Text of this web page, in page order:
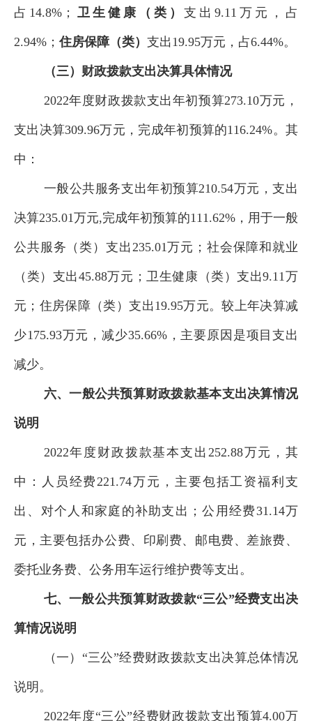
占 14.8%； 卫生 健康（ 类 ）支出9.11 万元 ，占
2.94%；住房保障（类） 支出19.95万元 ，占6.44%。
（三） 财政拨款支出决算具体情况
2022年度财政拨款支出年初预算273.10万元，
支出决算309.96万元 ，完成年初预算的116.24%。其
中：
一般公共服务支出年初预算210.54万元 ，支出
决算235.01万元,完成年初预算的111.62% ，用于一般
公共服务（类）支出 235.01万元；社会保障和就业
（类）支出45.88万元；卫生健康（类）支出9.11 万
元；住房保障（类）支出19.95万元。较 上年决算减
少175.93万元，减少35.66%， 主要原因是项目支出
减少。
六、一般公共预算财政拨款基本支出决算情况
说明
2022年度 财政拨款基本支出 252.88万元 ，其
中 ：人员 经费 221.74万元 ， 主要包括工资福利支
出、对个人和家庭的补助支出 ； 公用经费31.14万
元 ，主要包括办公费、印刷费、邮电费、差旅费、
委托业务费、公务用车运行维护费等支出 。
七、一般公共预算财政拨款“三公”经费支出决
算情况说明
（一）“三公”经费财政拨款支出决算总体情况
说明。
2022年度“三公”经费财政拨款支出预算4.00万